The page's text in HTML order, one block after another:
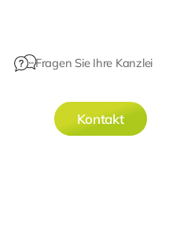
Fragen Sie Ihre Kanzlei
Kontakt